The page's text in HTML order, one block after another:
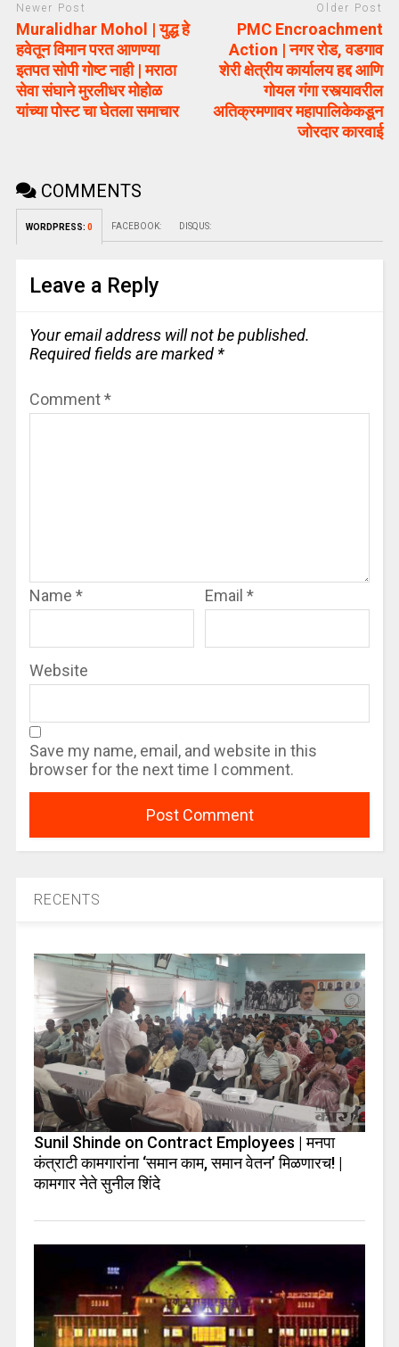
Newer Post
Muralidhar Mohol | युद्ध हे
हवेतून विमान परत आणण्या
इतपत सोपी गोष्ट नाही | मराठा
सेवा संघाने मुरलीधर मोहोळ
यांच्या पोस्ट चा घेतला समाचार
Older Post
PMC Encroachment
Action | नगर रोड, वडगाव
शेरी क्षेत्रीय कार्यालय हद्द आणि
गोयल गंगा रस्त्यावरील
अतिक्रमणावर महापालिकेकडून
जोरदार कारवाई
COMMENTS
WORDPRESS: 0 FACEBOOK: DISQUS:
Leave a Reply
Your email address will not be published.
Required fields are marked *
Comment*
Name * Email *
Website
Save my name, email, and website in this
browser for the next time I comment.
RECENTS
Sunil Shinde on Contract Employees | मनपा
कंत्राटी कामगारांना ‘समान काम, समान वेतन’ मिळणारच! |
कामगार नेते सुनील शिंदे